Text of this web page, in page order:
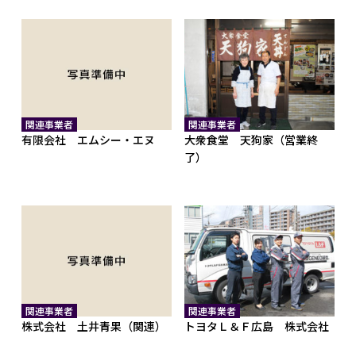
関連事業者
有限会社 エムシー・エヌ
関連事業者
大衆食堂 天狗家（営業終
了）
関連事業者
株式会社 土井青果（関連）
関連事業者
トヨタＬ＆Ｆ広島 株式会社